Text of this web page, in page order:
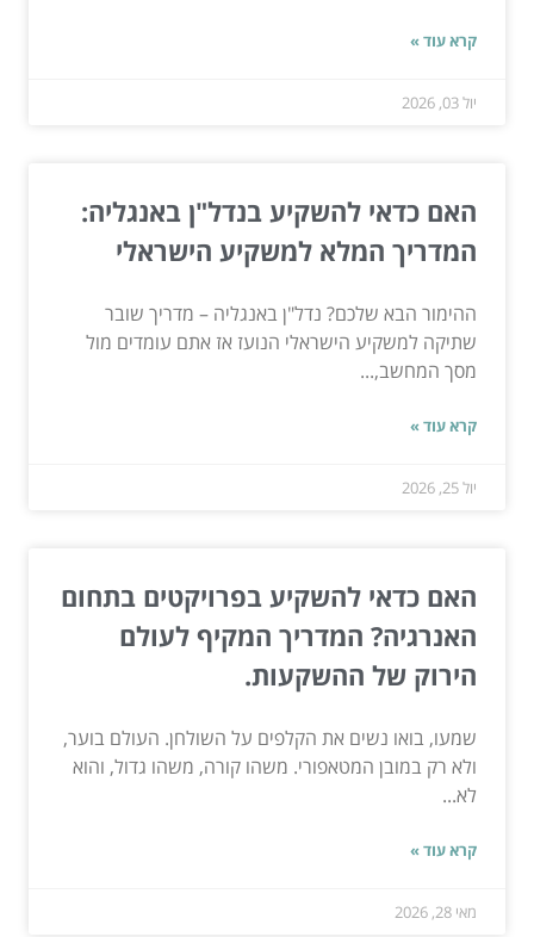
קרא עוד »
יול 03, 2026
האם כדאי להשקיע בנדל"ן באנגליה:
המדריך המלא למשקיע הישראלי
ההימור הבא שלכם? נדל"ן באנגליה – מדריך שובר
שתיקה למשקיע הישראלי הנועז אז אתם עומדים מול
מסך המחשב,...
קרא עוד »
יול 25, 2026
האם כדאי להשקיע בפרויקטים בתחום
האנרגיה? המדריך המקיף לעולם
הירוק של ההשקעות.
שמעו, בואו נשים את הקלפים על השולחן. העולם בוער,
ולא רק במובן המטאפורי. משהו קורה, משהו גדול, והוא
לא...
קרא עוד »
מאי 28, 2026